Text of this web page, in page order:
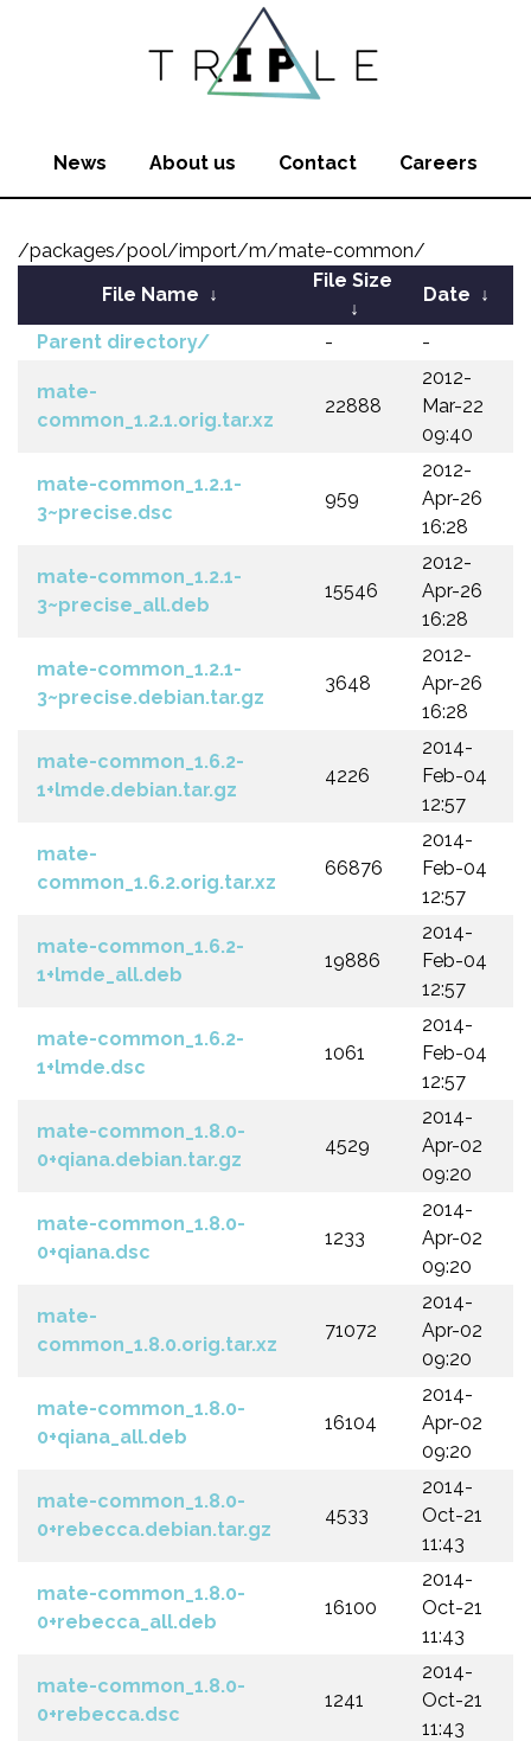
News About us Contact Careers
/packages/pool/import/m/mate-common/
File Name ↓
File Size
↓
Date ↓
Parent directory/ - -
mate-
common_1.2.1.orig.tar.xz
22888
2012-
Mar-22
09:40
mate-common_1.2.1-
3~precise.dsc
959
2012-
Apr-26
16:28
mate-common_1.2.1-
3~precise_all.deb
15546
2012-
Apr-26
16:28
mate-common_1.2.1-
3~precise.debian.tar.gz
3648
2012-
Apr-26
16:28
mate-common_1.6.2-
1+lmde.debian.tar.gz
4226
2014-
Feb-04
12:57
mate-
common_1.6.2.orig.tar.xz
66876
2014-
Feb-04
12:57
mate-common_1.6.2-
1+lmde_all.deb
19886
2014-
Feb-04
12:57
mate-common_1.6.2-
1+lmde.dsc
1061
2014-
Feb-04
12:57
mate-common_1.8.0-
0+qiana.debian.tar.gz
4529
2014-
Apr-02
09:20
mate-common_1.8.0-
0+qiana.dsc
1233
2014-
Apr-02
09:20
mate-
common_1.8.0.orig.tar.xz
71072
2014-
Apr-02
09:20
mate-common_1.8.0-
0+qiana_all.deb
16104
2014-
Apr-02
09:20
mate-common_1.8.0-
0+rebecca.debian.tar.gz
4533
2014-
Oct-21
11:43
mate-common_1.8.0-
0+rebecca_all.deb
16100
2014-
Oct-21
11:43
mate-common_1.8.0-
0+rebecca.dsc
1241
2014-
Oct-21
11:43